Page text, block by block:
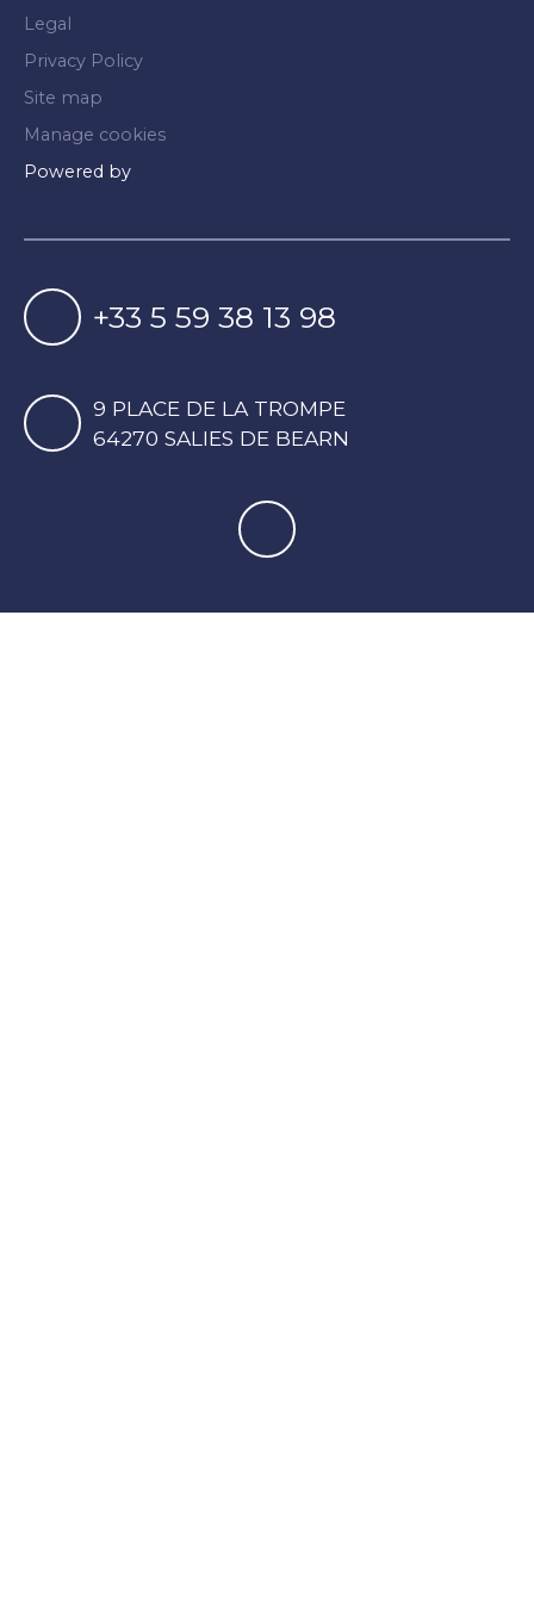
Legal
Privacy Policy
Site map
Manage cookies
Powered by
+33 5 59 38 13 98
9 PLACE DE LA TROMPE
64270 SALIES DE BEARN